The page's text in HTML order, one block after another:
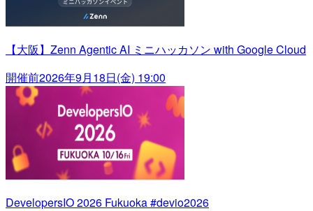
【大阪】Zenn Agentic AI ミニハッカソン with Google Cloud
開催前2026年9月18日(金) 19:00
DevelopersIO 2026 Fukuoka #devio2026